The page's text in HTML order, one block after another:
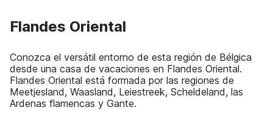
Flandes Oriental
Conozca el versátil entorno de esta región de Bélgica
desde una casa de vacaciones en Flandes Oriental.
Flandes Oriental está formada por las regiones de
Meetjesland, Waasland, Leiestreek, Scheldeland, las
Ardenas flamencas y Gante.